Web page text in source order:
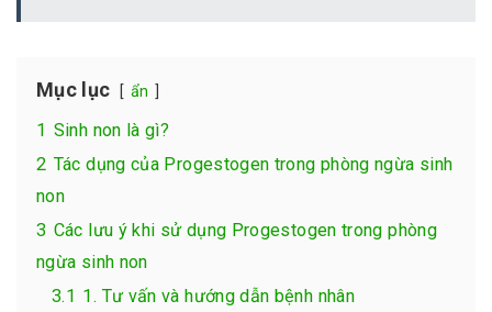
Mục lục ẩn
1 Sinh non là gì?
2 Tác dụng của Progestogen trong phòng ngừa sinh
non
3 Các lưu ý khi sử dụng Progestogen trong phòng
ngừa sinh non
3.1 1. Tư vấn và hướng dẫn bệnh nhân